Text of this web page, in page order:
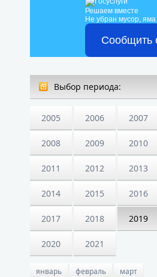
Решаем вместе
Не убран мусор,
Сообщить
Выбор периода:
2005 2006 2007
2008 2009 2010
2011 2012 2013
2014 2015 2016
2017 2018 2019
2020 2021
январь февраль
март